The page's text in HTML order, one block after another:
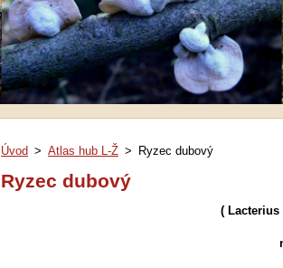
Úvod > Atlas hub L-Ž > Ryzec dubový
Ryzec dubový
( Lacterius